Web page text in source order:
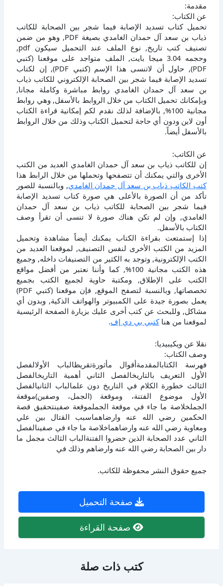
مقدمة:
عن الكتاب:
تحميل كتاب تسديد الإصابة فيما شجر بين الصحابة للكاتب
ذياب بن سعد آل حمدان الغامدي بصيغة PDF, وهو من ضمن
تصنيف كتب تاريخ, نوع الملف عند التحميل سيكون pdf,
وحجمه 3.04 ميجا بايت, الملف متواجد على موقعنا (كتبي
PDF), حاول أن لاتنسى هذا الإسم (كتبي PDF), إن لكتاب
تسديد الإصابة فيما شجر بين الصحابة الإلكتروني للكاتب ذياب
بن سعد آل حمدان الغامدي روابط مباشرة وكاملة مجانا,
وبإمكانك تحميل الكتاب من خلال الروابط بالأسفل, وهي روابط
مجانية 100%, بالإضافة لذلك نقدم لكم إمكانية قراءة الكتاب
أون لاين ودون أي حاجة لتحميل الكتاب وذلك من خلال الروابط
بالأسفل أيضاً.
عن الكاتب:
إن للكاتب ذياب بن سعد آل حمدان الغامدي العديد من الكتب
الأخرى والتي يمكنك أن تتصفحها وتحملها من خلال الرابط هذا
كتب الكاتب ذياب بن سعد آل حمدان الغامدي, وبالنسبة للصور
تأكد من أن الصورة بالأعلى هي صورة كتاب تسديد الإصابة
فيما شجر بين الصحابة للكاتب ذياب بن سعد آل حمدان
الغامدي, وإن لم تكن هناك صورة لا تنسى أن تقرأ وصف
الكتاب بالأسفل.
إذا إستمتعت بقراءة الكتاب يمكنك أيضاً مشاهدة وتحميل
المزيد من الكتب الأخرى لنفس التصنيف, لموقعنا العديد من
الكتب الإلكترونية, وتوجد به الكثير من التصنيفات داخله, وجميع
هذه الكتب مجانية 100%, كما وأننا نعتبر من أفضل مواقع
الكتب على الإطلاق, ومكتبة حاوية لجميع الكتب بجميع
تخصصاتها, وبالنسبة لتصفح الموقع, فإن موقعنا (كتبي PDF)
يعمل بصورة جيدة على الكمبيوتر والهواتف الذكية, وبدون أي
مشاكل, وللبحث عن كتب أخرى عليك بزيارة الصفحة الرئيسية
لموقعنا من هناكتبي بي دي إف.
نقلا عن ويكيبيديا:
وصف الكتاب:
فهرسة الكتابالمقدمةأقوال مأثورةتقريظالباب الأولالفصل
الأول التعريف بالتاريخالفصل الثاني أهمية التاريخالفصل
الثالث خطورة الكلام في التاريخ دون علمالباب الثانيالفصل
الأول موضوع الفتنة، وموقعة (الجمل، وصفين)موقعة
الجملخلاصة ما جاء في موقعة الجملموقعة صفينتحقيق قصة
الحكمين رضي الله عنه وارضاهماسبب القتال بين علي
ومعاوية رضي الله عنه وارضاهماخلاصة ما جاء في صفينالفصل
الثاني عدد الصحابة الذين حضروا الفتنةالباب الثالث مجمل ما
دار بين الصحابة رضي الله عنه وارضاهم وذلك في
جميع حقوق النشر محفوظة للكاتب.
صفحة التحميل
صفحة القراءة
كتب ذات صلة